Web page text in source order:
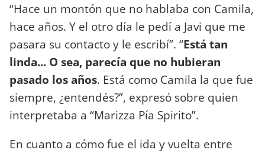
“Hace un montón que no hablaba con Camila,
hace años. Y el otro día le pedí a Javi que me
pasara su contacto y le escribí”. “Está tan
linda... O sea, parecía que no hubieran
pasado los años. Está como Camila la que fue
siempre, ¿entendés?”, expresó sobre quien
interpretaba a “Marizza Pía Spirito”.
En cuanto a cómo fue el ida y vuelta entre